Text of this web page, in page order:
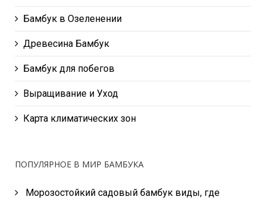
Бамбук в Озеленении
Древесина Бамбук
Бамбук для побегов
Выращивание и Уход
Карта климатических зон
ПОПУЛЯРНОЕ В МИР БАМБУКА
Морозостойкий садовый бамбук виды, где